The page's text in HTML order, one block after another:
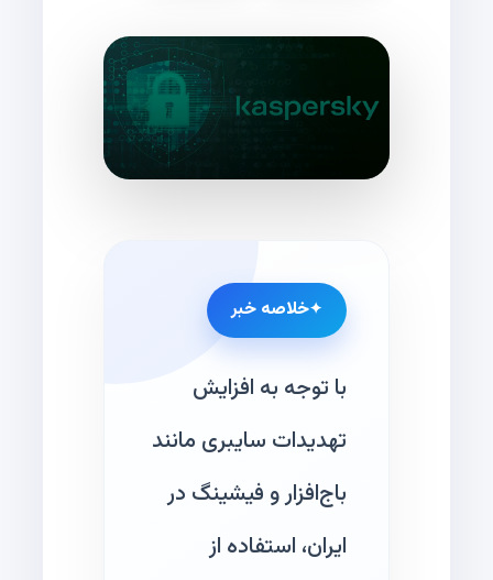
خلاصه خبر
با توجه به افزایش
تهدیدات سایبری مانند
باج‌افزار و فیشینگ در
ایران، استفاده از